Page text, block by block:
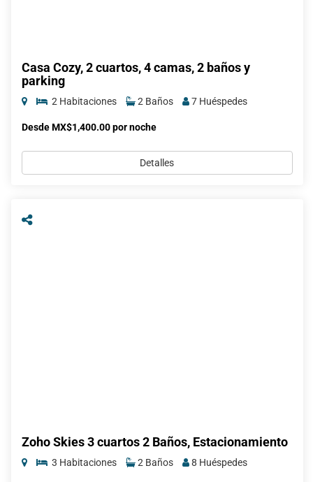
Casa Cozy, 2 cuartos, 4 camas, 2 baños y
parking
2 Habitaciones 2 Baños 7 Huéspedes
Desde MX$1,400.00 por noche
Detalles
Zoho Skies 3 cuartos 2 Baños, Estacionamiento
3 Habitaciones 2 Baños 8 Huéspedes